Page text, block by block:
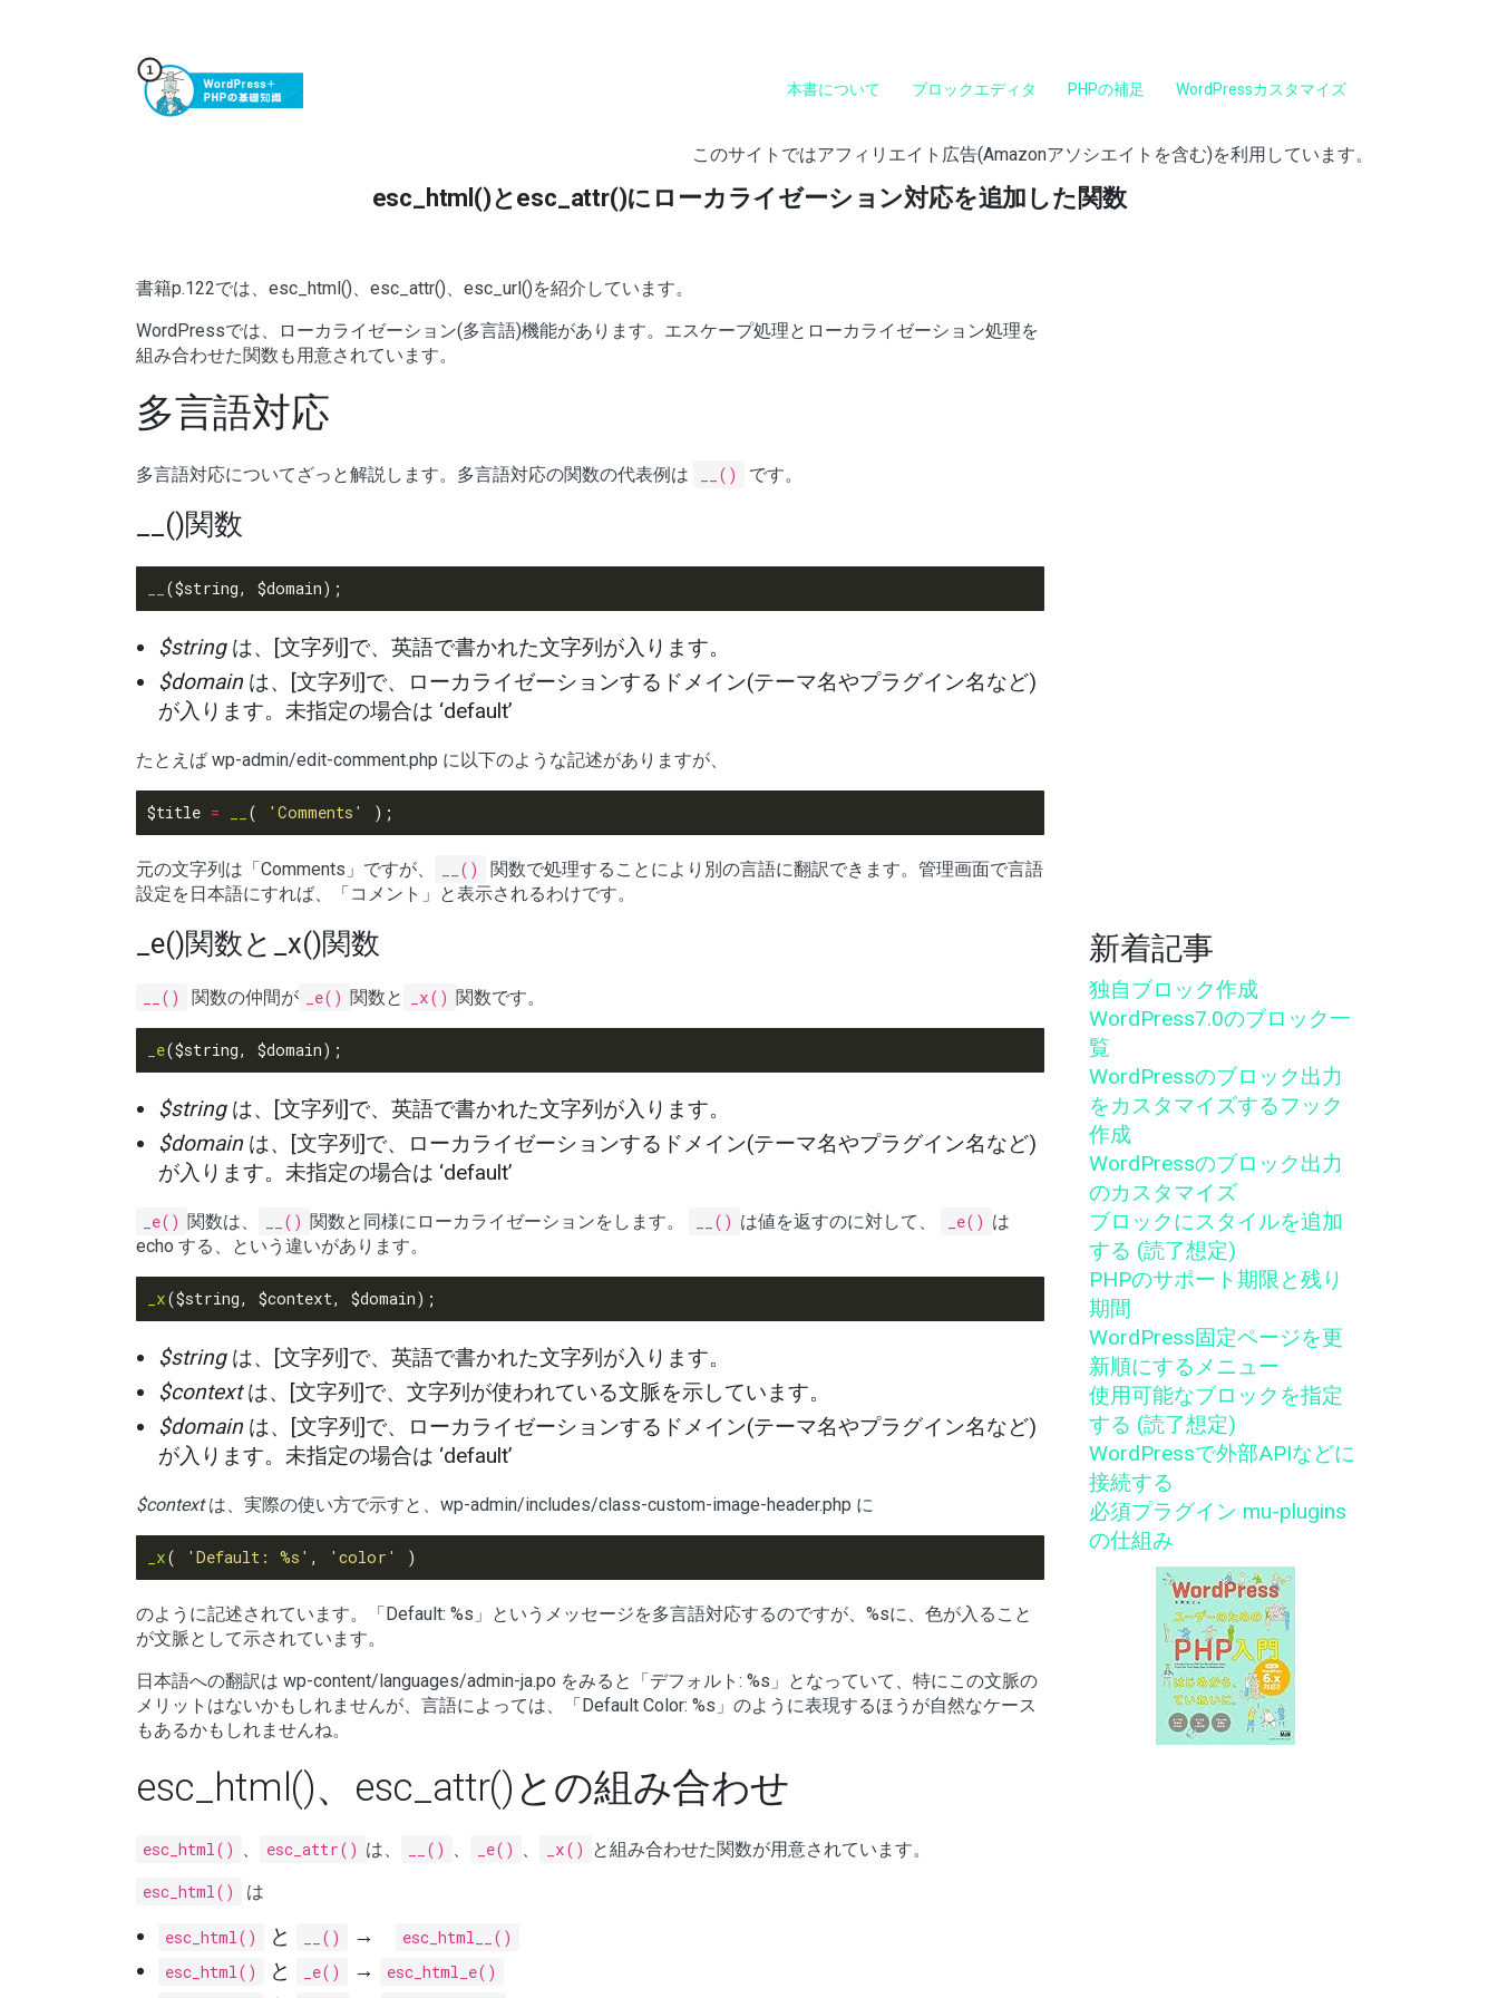
本書について ブロックエディタ PHPの補足 WordPressカスタマイズ
このサイトではアフィリエイト広告(Amazonアソシエイトを含む)を利用しています。
esc_html()とesc_attr()にローカライゼーション対応を追加した関数
書籍p.122では、esc_html()、esc_attr()、esc_url()を紹介しています。
WordPressでは、ローカライゼーション(多言語)機能があります。エスケープ処理とローカライゼーション処理を
組み合わせた関数も用意されています。
多言語対応
多言語対応についてざっと解説します。多言語対応の関数の代表例は __() です。
__()関数
$stringは、[文字列]で、英語で書かれた文字列が入ります。
$domainは、[文字列]で、ローカライゼーションするドメイン(テーマ名やプラグイン名など)
が入ります。未指定の場合は ‘default’
たとえば wp-admin/edit-comment.php に以下のような記述がありますが、
$title = ( 'Comments'
元の文字列は「Comments」ですが、 __()
関数で処理することにより別の言語に翻訳できます。管理画面で言語
設定を日本語にすれば、「コメント」と表示されるわけです。
_e()関数と_x()関数
__() 関数の仲間が _e() 関数と _x() 関数です。
_e
$stringは、[文字列]で、英語で書かれた文字列が入ります。
$domainは、[文字列]で、ローカライゼーションするドメイン(テーマ名やプラグイン名など)
が入ります。未指定の場合は ‘default’
_e() 関数は、 __() 関数と同様にローカライゼーションをします。 __() は値を返すのに対して、 _e() は
echo する、という違いがあります。
_x
$stringは、[文字列]で、英語で書かれた文字列が入ります。
$contextは、[文字列]で、文字列が使われている文脈を示しています。
$domainは、[文字列]で、ローカライゼーションするドメイン(テーマ名やプラグイン名など)
が入ります。未指定の場合は ‘default’
$contextは、実際の使い方で示すと、wp-admin/includes/class-custom-image-header.php に
_x( 'Default: %s' , 'color'
のように記述されています。「Default: %s」というメッセージを多言語対応するのですが、%sに、色が入ること
が文脈として示されています。
日本語への翻訳は wp-content/languages/admin-ja.po をみると「デフォルト: %s」となっていて、特にこの文脈の
メリットはないかもしれませんが、言語によっては、「Default Color: %s」のように表現するほうが自然なケース
もあるかもしれませんね。
esc_html()、esc_attr()との組み合わせ
esc_html() 、 esc_attr() は、 __() 、 _e() 、 _x() と組み合わせた関数が用意されています。
esc_html()
は
esc_html() と __() →
esc_html__()
esc_html()
と _e() →
esc_html_e()
新着記事
独自ブロック作成
WordPress7.0のブロック一
覧
WordPressのブロック出力
をカスタマイズするフック
作成
WordPressのブロック出力
のカスタマイズ
ブロックにスタイルを追加
する (読了想定)
PHPのサポート期限と残り
期間
WordPress固定ページを更
新順にするメニュー
使用可能なブロックを指定
する (読了想定)
WordPressで外部APIなどに
接続する
必須プラグイン mu-plugins
の仕組み